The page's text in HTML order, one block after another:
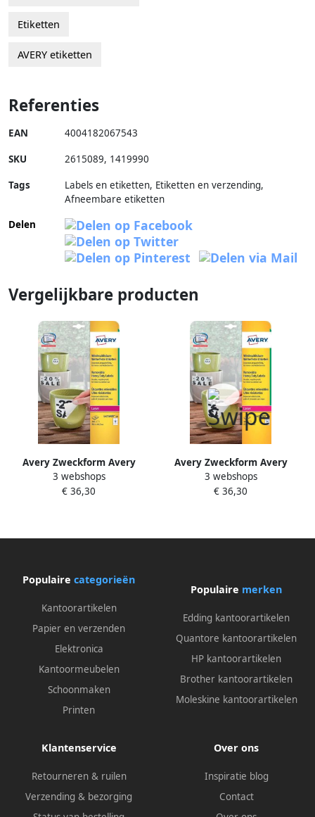
Etiketten
AVERY etiketten
Referenties
EAN 4004182067543
SKU 2615089, 1419990
Tags
Labels en etiketten, Etiketten en verzending,
Afneembare etiketten
Delen
Vergelijkbare producten
Avery Zweckform Avery
afneembare weerbestendige
etiketten Ft 99 1 x 42 3 mm
3 webshops
€ 36,30
Avery Zweckform Avery
afneembare weerbestendige
etiketten Ft 63 5 x 33 9 mm
3 webshops
€ 36,30
Populaire categorieën
Kantoorartikelen
Papier en verzenden
Elektronica
Kantoormeubelen
Schoonmaken
Printen
Populaire merken
Edding kantoorartikelen
Quantore kantoorartikelen
HP kantoorartikelen
Brother kantoorartikelen
Moleskine kantoorartikelen
Klantenservice
Retourneren & ruilen
Verzending & bezorging
Over ons
Inspiratie blog
Contact